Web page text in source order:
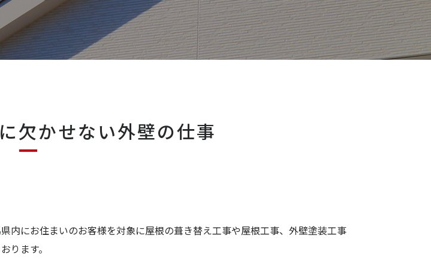
欠かせない外壁の仕事
にお住まいのお客様を対象に屋根の葺き替え工事や屋根工事、外壁塗装工事
ります。